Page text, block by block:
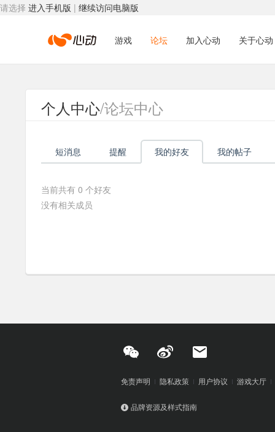
请选择 进入手机版 | 继续访问电脑版
心
动
络
游戏 论坛 加入心动 关于心动
个人中心/论坛中心
短消息 提醒 我的好友 我的帖子
当前共有 0 个好友
没有相关成员
免责声明 隐私政策 用户协议 游戏大厅
品牌资源及样式指南